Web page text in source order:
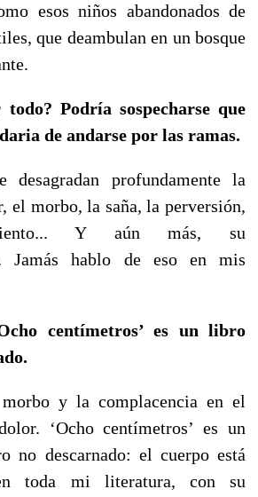
esos niños abandonados de
que deambulan en un bosque
todo? Podría sospecharse que
de andarse por las ramas.
profundamente la
el morbo, la saña, la perversión,
Y aún más, su
Jamás hablo de eso en mis
centímetros’ es un libro
y la complacencia en el
‘Ocho centímetros’ es un
no descarnado: el cuerpo está
toda mi literatura, con su